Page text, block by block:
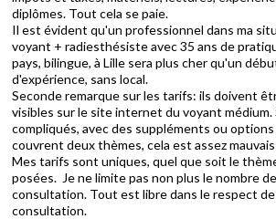
diplômes. Tout cela se paie.
Il est évident qu'un professionnel dans ma
voyant + radiesthésiste avec 35 ans de
pays, bilingue, à Lille sera plus cher qu'un
d'expérience, sans local.
Seconde remarque sur les tarifs: ils doivent
visibles sur le site internet du voyant médium.
compliqués, avec des suppléments ou
couvrent deux thèmes, cela est assez
Mes tarifs sont uniques, quel que soit le
posées. Je ne limite pas non plus le nombre
consultation. Tout est libre dans le respect
consultation.